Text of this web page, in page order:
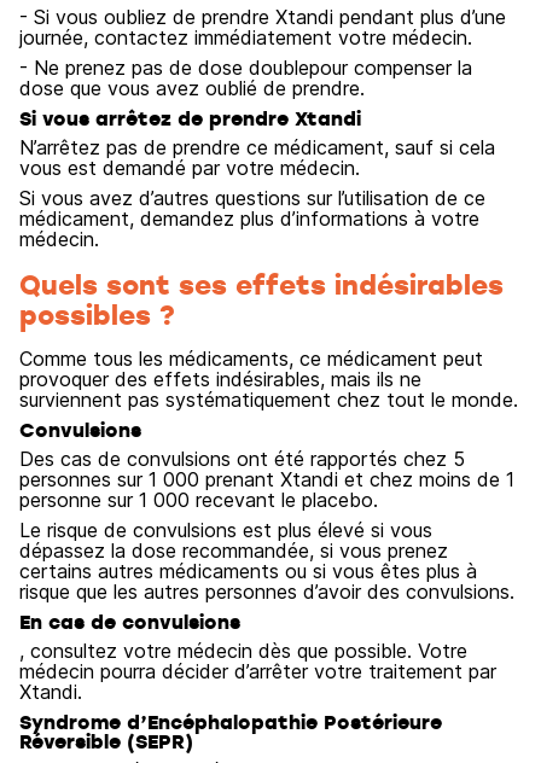
- Si vous oubliez de prendre Xtandi pendant plus d’une
journée, contactez immédiatement votre médecin.
- Ne prenez pas de dose doublepour compenser la
dose que vous avez oublié de prendre.
Si vous arrêtez de prendre Xtandi
N’arrêtez pas de prendre ce médicament, sauf si cela
vous est demandé par votre médecin.
Si vous avez d’autres questions sur l’utilisation de ce
médicament, demandez plus d’informations à votre
médecin.
Quels sont ses effets indésirables
possibles ?
Comme tous les médicaments, ce médicament peut
provoquer des effets indésirables, mais ils ne
surviennent pas systématiquement chez tout le monde.
Convulsions
Des cas de convulsions ont été rapportés chez 5
personnes sur 1 000 prenant Xtandi et chez moins de 1
personne sur 1 000 recevant le placebo.
Le risque de convulsions est plus élevé si vous
dépassez la dose recommandée, si vous prenez
certains autres médicaments ou si vous êtes plus à
risque que les autres personnes d’avoir des convulsions.
En cas de convulsions
, consultez votre médecin dès que possible. Votre
médecin pourra décider d’arrêter votre traitement par
Xtandi.
Syndrome d’Encéphalopathie Postérieure
Réversible (SEPR)